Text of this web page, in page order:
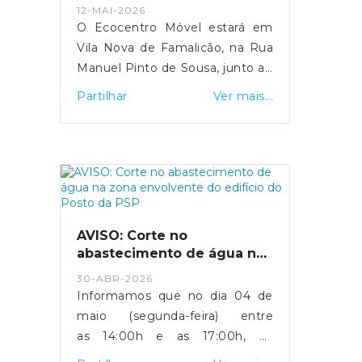
excesso de pressão na rede,
transtornos associados a cortes
no abastecimento de água.O
trânsito estará condicionado
salvaguardado o acesso às
atuais instalações do Centro de
compreensão e colaboração de
todos perante os eventuais
constrangimentos causados
durante a execução dos
trabalhos.
12-MAI-2026
O Ecocentro Móvel estará em
Vila Nova de Famalicão, na Rua
Manuel Pinto de Sousa, junto ao
permite à população depositar e
resíduos que não podem ser
colocados nos ecopontos
tradicionais, como lâmpadas,
tinteiros, pilhas, pequenos
eletrodomésticos, entre
para promover a reciclagem,
proteger o ambiente e
incentivar práticas mais
Partilhar Ver mais...
AVISO: Corte no
abastecimento de água na
edifício do Posto da PSP
30-ABR-2026
Informamos que no dia 04 de
maio (segunda-feira) entre
as 14:00h e as 17:00h, os